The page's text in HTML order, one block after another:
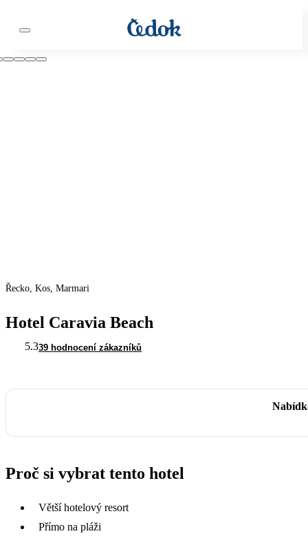
Řecko, Kos, Marmari
Hotel Caravia Beach
5.339 hodnocení zákazníků
Proč si vybrat tento hotel
Větší hotelový resort
Přímo na pláži